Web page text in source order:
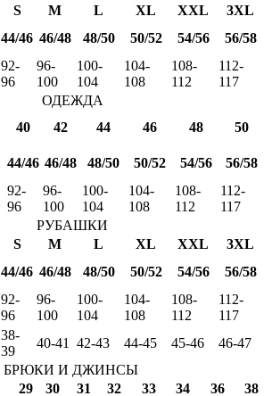
S M L XL XXL
3XL
44/46 46/48 48/50 50/52 54/56 56/58
92-
96
96-
100
100-
104
104-
108
108-
112
112-
117
ОДЕЖДА
40 42 44 46 48
50
44/46 46/48 48/50 50/52 54/56 56/58
92-
96
96-
100
100-
104
104-
108
108-
112
112-
117
РУБАШКИ
S M L XL XXL
3XL
44/46 46/48 48/50 50/52 54/56 56/58
92-
96
96-
100
100-
104
104-
108
108-
112
112-
117
38-
39
40-41 42-43 44-45 45-46
46-47
БРЮКИ И ДЖИНСЫ
29 30 31 32 33 34 36
38